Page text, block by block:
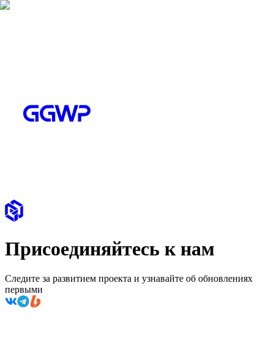
Присоединяйтесь к нам
Следите за развитием проекта и узнавайте об обновлениях
первыми